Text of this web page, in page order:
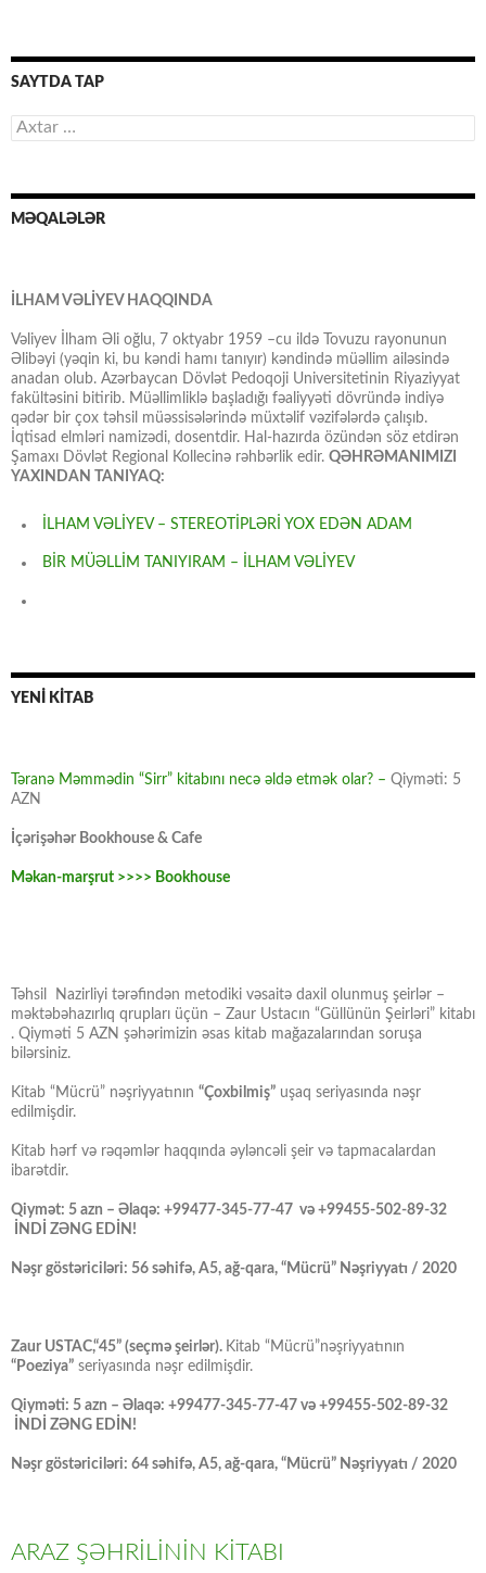
SAYTDA TAP
Axtarış:
MƏQALƏLƏR
İLHAM VƏLİYEV HAQQINDA
Vəliyev İlham Əli oğlu, 7 oktyabr 1959 –cu ildə Tovuzu rayonunun
Əlibəyi (yəqin ki, bu kəndi hamı tanıyır) kəndində müəllim ailəsində
anadan olub. Azərbaycan Dövlət Pedoqoji Universitetinin Riyaziyyat
fakültəsini bitirib. Müəllimliklə başladığı fəaliyyəti dövründə indiyə
qədər bir çox təhsil müəssisələrində müxtəlif vəzifələrdə çalışıb.
İqtisad elmləri namizədi, dosentdir. Hal-hazırda özündən söz etdirən
Şamaxı Dövlət Regional Kollecinə rəhbərlik edir. QƏHRƏMANIMIZI
YAXINDAN TANIYAQ:
İLHAM VƏLİYEV – STEREOTİPLƏRİ YOX EDƏN ADAM
BİR MÜƏLLİM TANIYIRAM – İLHAM VƏLİYEV
YENİ KİTAB
Təranə Məmmədin “Sirr” kitabını necə əldə etmək olar? – Qiyməti: 5
AZN
İçərişəhər Bookhouse & Cafe
Məkan-marşrut >>>> Bookhouse
Təhsil Nazirliyi tərəfindən metodiki vəsaitə daxil olunmuş şeirlər –
məktəbəhazırlıq qrupları üçün – Zaur Ustacın “Güllünün Şeirləri” kitabı
. Qiyməti 5 AZN şəhərimizin əsas kitab mağazalarından soruşa
bilərsiniz.
Kitab “Mücrü” nəşriyyatının “Çoxbilmiş” uşaq seriyasında nəşr
edilmişdir.
Kitab hərf və rəqəmlər haqqında əyləncəli şeir və tapmacalardan
ibarətdir.
Qiymət: 5 azn – Əlaqə: +99477-345-77-47 və +99455-502-89-32
İNDİ ZƏNG EDİN!
Nəşr göstəriciləri: 56 səhifə, A5, ağ-qara, “Mücrü” Nəşriyyatı / 2020
Zaur USTAC,“45” (seçmə şeirlər). Kitab “Mücrü”nəşriyyatının
“Poeziya” seriyasında nəşr edilmişdir.
Qiyməti: 5 azn – Əlaqə: +99477-345-77-47 və +99455-502-89-32
İNDİ ZƏNG EDİN!
Nəşr göstəriciləri: 64 səhifə, A5, ağ-qara, “Mücrü” Nəşriyyatı / 2020
ARAZ ŞƏHRİLİNİN KİTABI